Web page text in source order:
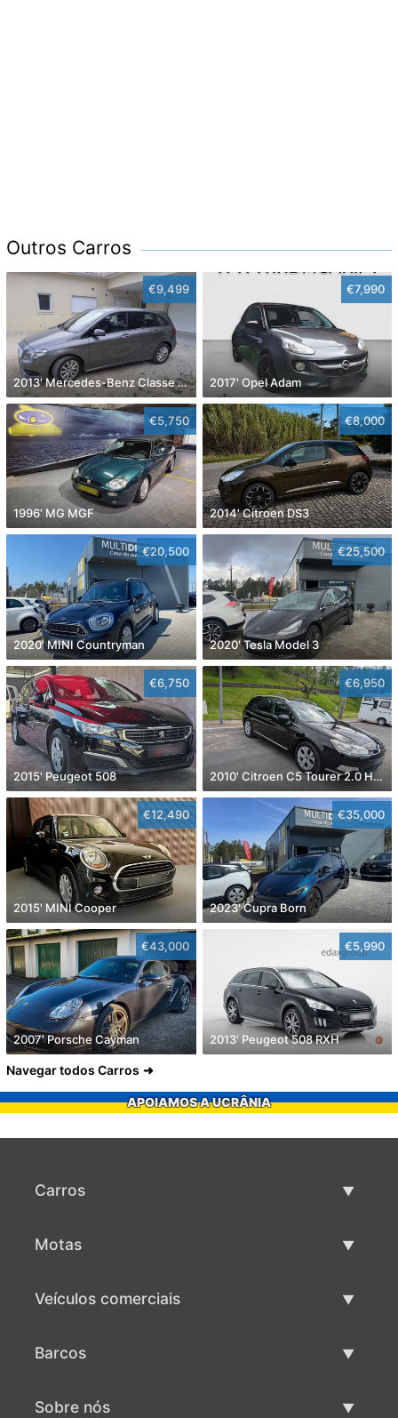
Outros Carros
€9,499
2013' Mercedes-Benz Classe B Cdi Style Aut.
€7,990
2017' Opel Adam
€5,750
1996' MG MGF
€8,000
2014' Citroen DS3
€20,500
2020' MINI Countryman
€25,500
2020' Tesla Model 3
€6,750
2015' Peugeot 508
€6,950
2010' Citroen C5 Tourer 2.0 Hdi Exclusive
€12,490
2015' MINI Cooper
€35,000
2023' Cupra Born
€43,000
2007' Porsche Cayman
€5,990
2013' Peugeot 508 RXH
Navegar todos Carros
APOIAMOS A UCRÂNIA
Carros
Motas
Veículos comerciais
Barcos
Sobre nós